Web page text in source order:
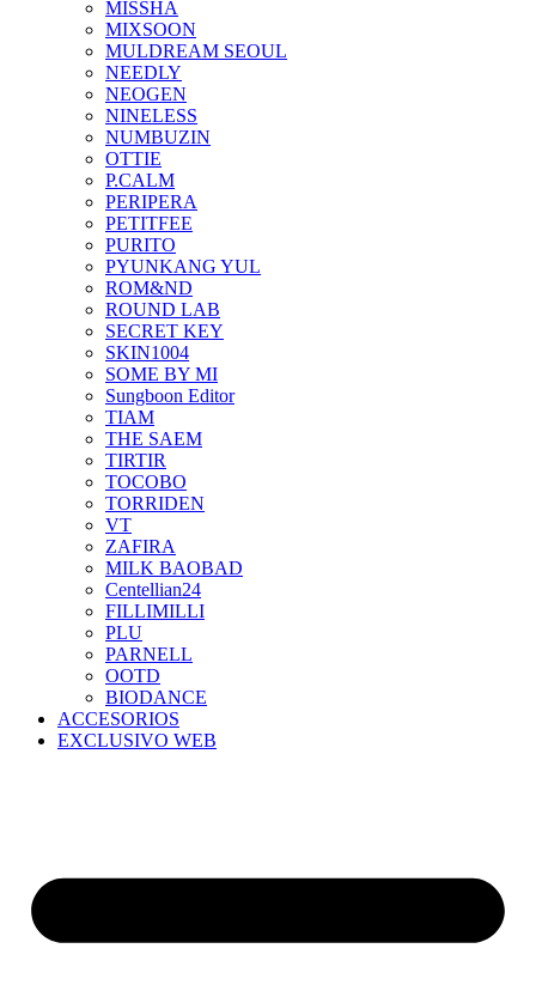
MISSHA
MIXSOON
MULDREAM SEOUL
NEEDLY
NEOGEN
NINELESS
NUMBUZIN
OTTIE
P.CALM
PERIPERA
PETITFEE
PURITO
PYUNKANG YUL
ROM&ND
ROUND LAB
SECRET KEY
SKIN1004
SOME BY MI
Sungboon Editor
TIAM
THE SAEM
TIRTIR
TOCOBO
TORRIDEN
VT
ZAFIRA
MILK BAOBAD
Centellian24
FILLIMILLI
PLU
PARNELL
OOTD
BIODANCE
ACCESORIOS
EXCLUSIVO WEB